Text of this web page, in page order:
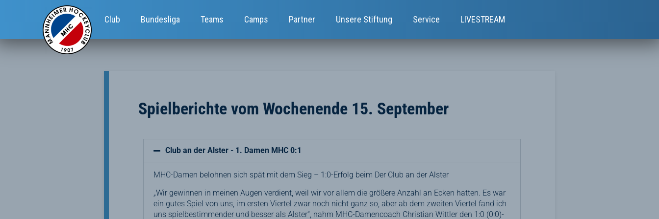
Club Bundesliga Teams Camps Partner Unsere Stiftung Service LIVESTREAM
Spielberichte vom Wochenende 15. September
Club an der Alster - 1. Damen MHC 0:1
MHC-Damen belohnen sich spät mit dem Sieg – 1:0-Erfolg beim Der Club an der Alster
„Wir gewinnen in meinen Augen verdient, weil wir vor allem die größere Anzahl an Ecken hatten. Es war
ein gutes Spiel von uns, im ersten Viertel zwar noch nicht ganz so, aber ab dem zweiten Viertel fand ich
uns spielbestimmender und besser als Alster“, nahm MHC-Damencoach Christian Wittler den 1:0 (0:0)-